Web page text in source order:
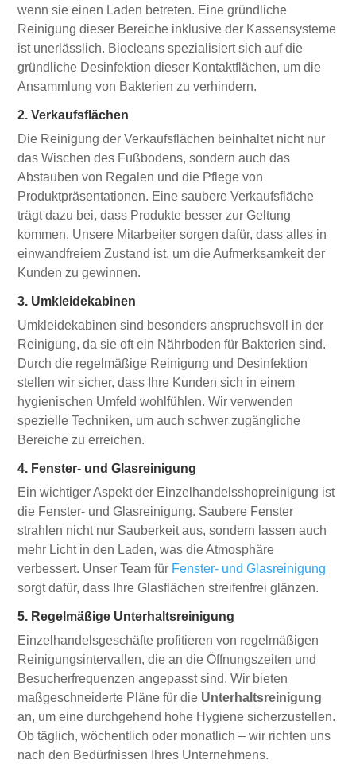
wenn sie einen Laden betreten. Eine gründliche
Reinigung dieser Bereiche inklusive der Kassensysteme
ist unerlässlich. Biocleans spezialisiert sich auf die
gründliche Desinfektion dieser Kontaktflächen, um die
Ansammlung von Bakterien zu verhindern.
2. Verkaufsflächen
Die Reinigung der Verkaufsflächen beinhaltet nicht nur
das Wischen des Fußbodens, sondern auch das
Abstauben von Regalen und die Pflege von
Produktpräsentationen. Eine saubere Verkaufsfläche
trägt dazu bei, dass Produkte besser zur Geltung
kommen. Unsere Mitarbeiter sorgen dafür, dass alles in
einwandfreiem Zustand ist, um die Aufmerksamkeit der
Kunden zu gewinnen.
3. Umkleidekabinen
Umkleidekabinen sind besonders anspruchsvoll in der
Reinigung, da sie oft ein Nährboden für Bakterien sind.
Durch die regelmäßige Reinigung und Desinfektion
stellen wir sicher, dass Ihre Kunden sich in einem
hygienischen Umfeld wohlfühlen. Wir verwenden
spezielle Techniken, um auch schwer zugängliche
Bereiche zu erreichen.
4. Fenster- und Glasreinigung
Ein wichtiger Aspekt der Einzelhandelsshopreinigung ist
die Fenster- und Glasreinigung. Saubere Fenster
strahlen nicht nur Sauberkeit aus, sondern lassen auch
mehr Licht in den Laden, was die Atmosphäre
verbessert. Unser Team für Fenster- und Glasreinigung
sorgt dafür, dass Ihre Glasflächen streifenfrei glänzen.
5. Regelmäßige Unterhaltsreinigung
Einzelhandelsgeschäfte profitieren von regelmäßigen
Reinigungsintervallen, die an die Öffnungszeiten und
Besucherfrequenzen angepasst sind. Wir bieten
maßgeschneiderte Pläne für die Unterhaltsreinigung
an, um eine durchgehend hohe Hygiene sicherzustellen.
Ob täglich, wöchentlich oder monatlich – wir richten uns
nach den Bedürfnissen Ihres Unternehmens.